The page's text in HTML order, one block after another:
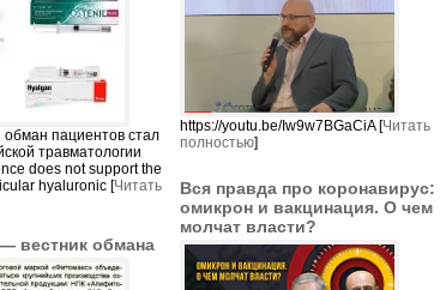
пациентов стал
травматологии
does not support the
hyaluronic [Читать
вестник обмана
https://youtu.be/Iw9w7BGaCiA [Читать
полностью]
Вся правда про коронавирус:
омикрон и вакцинация. О чем
молчат власти?